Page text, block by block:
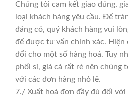
Chúng tôi cam kết giao đúng,
loại khách hàng yêu cầu. Để
đáng có, quý khách hàng vui
để được tư vấn chính xác. Hiện
đổi cho một số hàng hoá. Tuy
phối sỉ, giá cả rất rẻ nên chúng
với các đơn hàng nhỏ lẻ.
7./ Xuất hoá đơn đầy đủ đối